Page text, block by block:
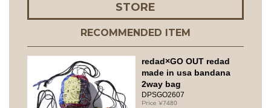
STORE
RECOMMENDED ITEM
redad×GO OUT redad
made in usa bandana
2way bag
DPSGO2607
7480